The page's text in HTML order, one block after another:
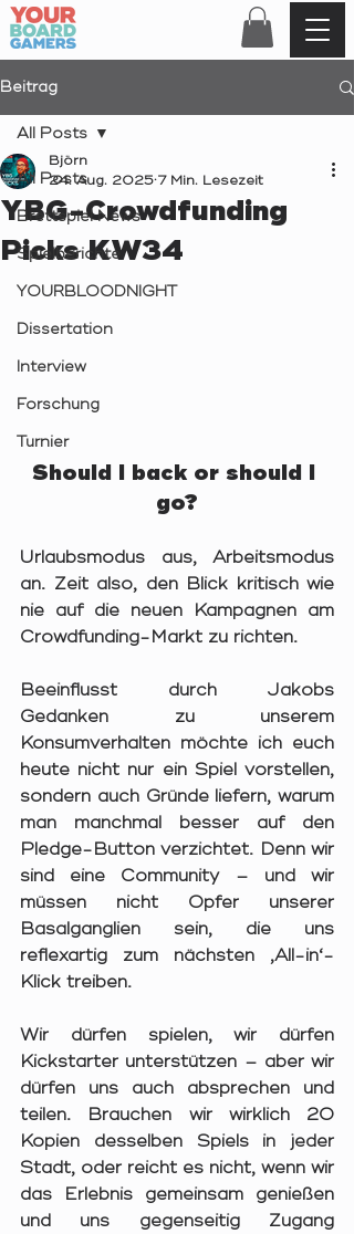
Beitrag
All Posts
Brettspiel News
Spielberichte
YOURBLOODNIGHT
Dissertation
Interview
Forschung
Turnier
All Posts
YBG-Crowdfunding
Picks KW34
Björn
24. Aug. 2025 7 Min. Lesezeit
Should I back or should I
go?
Urlaubsmodus aus, Arbeitsmodus
an. Zeit also, den Blick kritisch wie
nie auf die neuen Kampagnen am
Crowdfunding-Markt zu richten.
Beeinflusst durch Jakobs
Gedanken zu unserem
Konsumverhalten möchte ich euch
heute nicht nur ein Spiel vorstellen,
sondern auch Gründe liefern, warum
man manchmal besser auf den
Pledge-Button verzichtet. Denn wir
sind eine Community – und wir
müssen nicht Opfer unserer
Basalganglien sein, die uns
reflexartig zum nächsten ‚All-in‘-
Klick treiben.
Wir dürfen spielen, wir dürfen
Kickstarter unterstützen – aber wir
dürfen uns auch absprechen und
teilen. Brauchen wir wirklich 20
Kopien desselben Spiels in jeder
Stadt, oder reicht es nicht, wenn wir
das Erlebnis gemeinsam genießen
und uns gegenseitig Zugang